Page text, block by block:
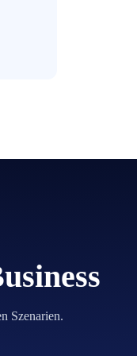
Szenarien.